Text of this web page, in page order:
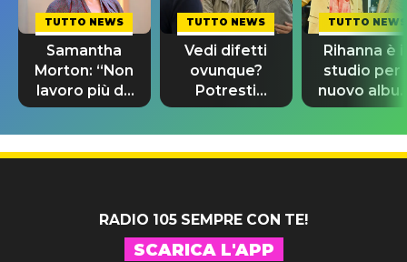
TUTTO NEWS
Samantha
Morton: “Non
lavoro più da
un anno
perché ho 49
anni”
TUTTO NEWS
Vedi difetti
ovunque?
Potresti
avere un QI
superiore
agli altri
TUTTO NEWS
Rihanna è
studio per
nuovo
lo spoiler
A$AP
RADIO 105 SEMPRE CON TE!
SCARICA L'APP